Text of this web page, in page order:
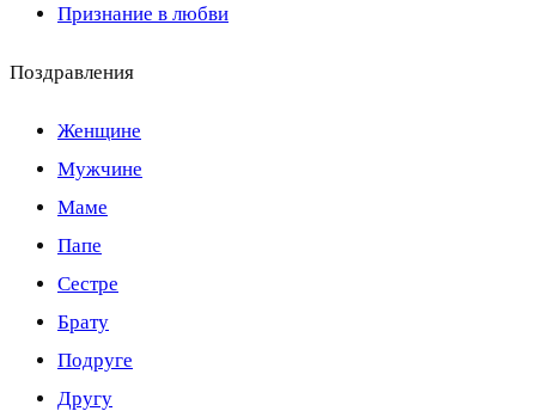
Признание в любви
Поздравления
Женщине
Мужчине
Маме
Папе
Сестре
Брату
Подруге
Другу